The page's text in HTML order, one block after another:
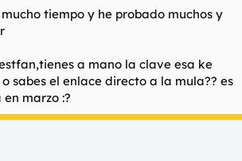
tiempo y he probado muchos y
a mano la clave esa ke
sabes el enlace directo a la mula?? es
marzo :?